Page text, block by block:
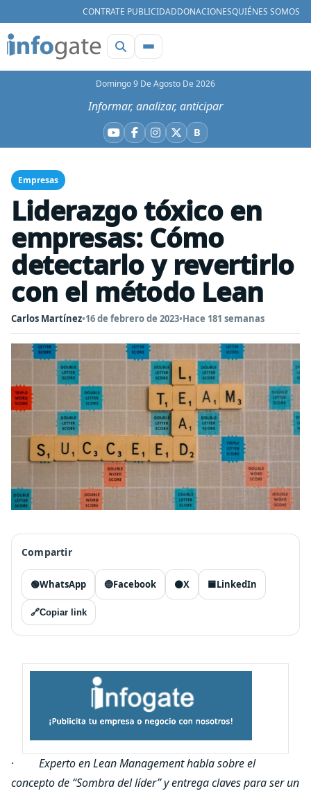
CONTRATE PUBLICIDADDONACIONESQUIÉNES SOMOS
Domingo 9 De Agosto De 2026
Informar, analizar, anticipar
YouTube
Facebook
Instagram
X BBluesky
Empresas
Liderazgo tóxico en
empresas: Cómo
detectarlo y revertirlo
con el método Lean
Carlos Martínez•16 de febrero de 2023•Hace 181 semanas
Compartir
🟢WhatsApp 🔵Facebook ⚫X 🟦LinkedIn
🔗Copiar link
· Experto en Lean Management habla sobre el
concepto de “Sombra del líder” y entrega claves para ser un